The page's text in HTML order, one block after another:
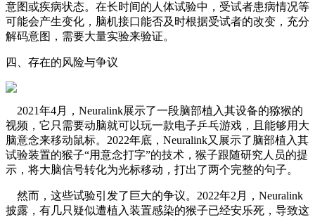
意图或疾病状态。在长时间的人体试验中，受试者患病情况等
可能会产生变化，脑机接口能否及时根据受试者的改变，充分
解码意图，需要大量实验来验证。
四、存在的风险与争议
2021年4月，Neuralink展示了一段脑部植入其设备的猕猴的
视频，它只需要动脑就可以玩一款电子乒乓游戏，且能够用大
脑意念来移动鼠标。2022年底，Neuralink又展示了脑部植入其
试验装置的猴子“用意念打字”的技术，猴子跟随研究人员的提
示，将大脑信号转化为光标移动，打出了两个完整的句子。
然而，这些试验引发了巨大的争议。2022年2月，Neuralink
披露，有几只疑似遭植入装置感染的猴子已经安乐死，导致这